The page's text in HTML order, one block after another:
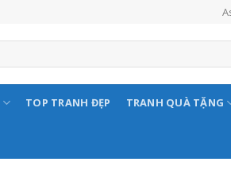
TOP TRANH ĐẸP TRANH QUÀ TẶNG